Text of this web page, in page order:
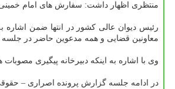
منتظری اظهار داشت: سفارش های امام
رئیس دیوان عالی کشور در انتها ضمن
معاونین قضایی و همه مدعوین حاضر در جلسه
وی با اشاره به اینکه دبیرخانه پیگیری
در ادامه جلسه گزارش پرونده اصراری –